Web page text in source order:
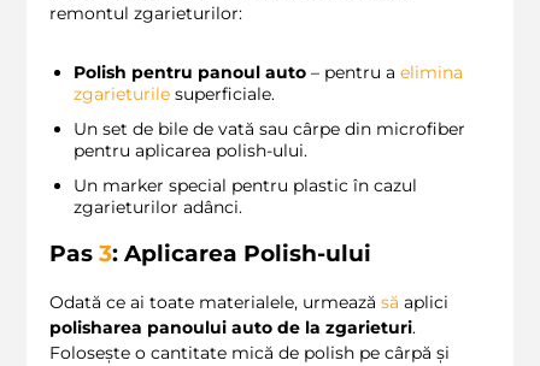
remontul zgarieturilor:
Polish pentru panoul auto – pentru a elimina
zgarieturile superficiale.
Un set de bile de vată sau cârpe din microfiber
pentru aplicarea polish-ului.
Un marker special pentru plastic în cazul
zgarieturilor adânci.
Pas 3: Aplicarea Polish-ului
Odată ce ai toate materialele, urmează să aplici
polisharea panoului auto de la zgarieturi.
Folosește o cantitate mică de polish pe cârpă și